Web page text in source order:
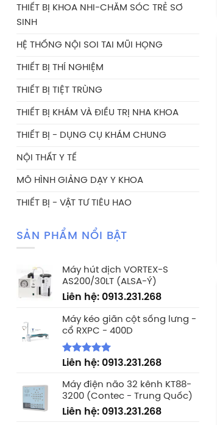
THIẾT BỊ KHOA NHI-CHĂM SÓC TRẺ SƠ
SINH
HỆ THỐNG NỘI SOI TAI MŨI HỌNG
THIẾT BỊ THÍ NGHIỆM
THIẾT BỊ TIỆT TRÙNG
THIẾT BỊ KHÁM VÀ ĐIỀU TRỊ NHA KHOA
THIẾT BỊ - DỤNG CỤ KHÁM CHUNG
NỘI THẤT Y TẾ
MÔ HÌNH GIẢNG DẠY Y KHOA
THIẾT BỊ - VẬT TƯ TIÊU HAO
SẢN PHẨM NỔI BẬT
Máy hút dịch VORTEX-S
AS200/30LT (ALSA-Ý)
Liên hệ: 0913.231.268
Máy kéo giãn cột sống lưng -
cổ RXPC - 400D
Rated5.00
out of 5
Liên hệ: 0913.231.268
Máy điện não 32 kênh KT88-
3200 (Contec - Trung Quốc)
Liên hệ: 0913.231.268